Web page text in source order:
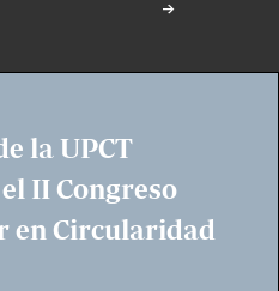
la UPCT
II Congreso
en Circularidad